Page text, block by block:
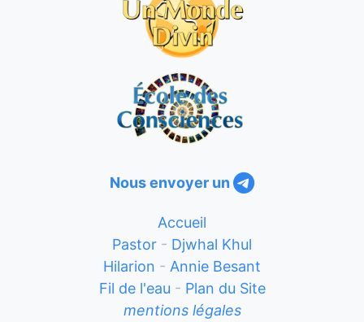
Nous envoyer un
Accueil
Pastor - Djwhal Khul
Hilarion - Annie Besant
Fil de l'eau - Plan du Site
mentions légales